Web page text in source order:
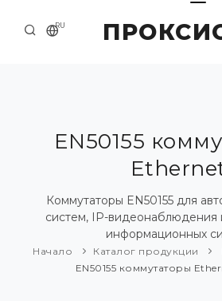
RU
О КОМПАНИИ
ПРИМЕРЫ И РЕШЕНИЯ
КАТАЛОГ ПРОДУКЦИИ
ПРЕСС-ЦЕНТР
EN50155
Коммутаторы EN50155 для
систем, IP-видеонаблюдения
информационных
Начало Каталог продукции
EN50155 коммутаторы